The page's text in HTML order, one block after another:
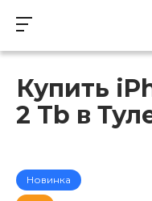
Купить
2 Tb в
Новинка